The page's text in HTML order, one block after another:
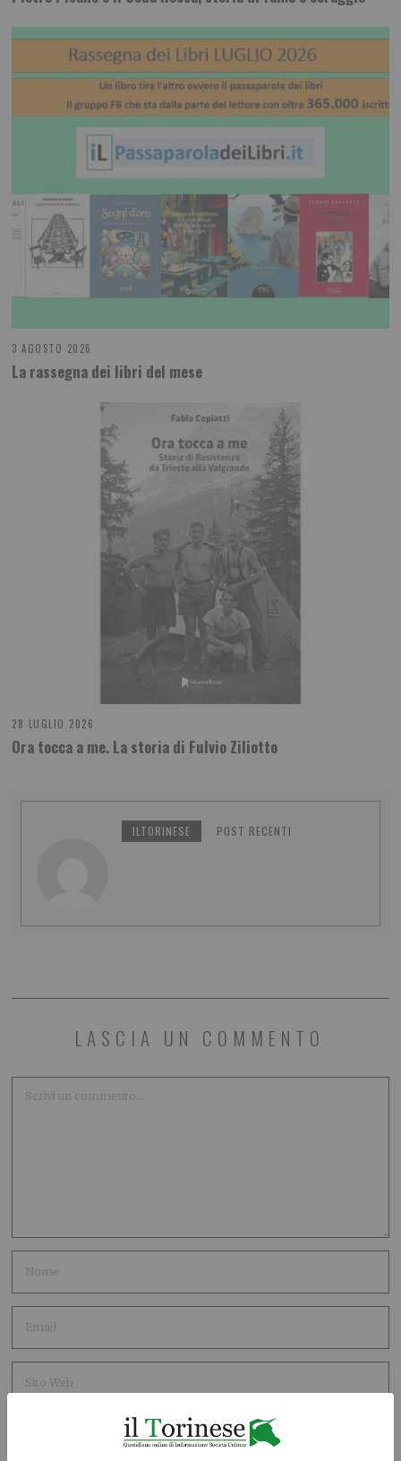
3 AGOSTO 2026
La rassegna dei libri del mese
28 LUGLIO 2026
Ora tocca a me. La storia di Fulvio Ziliotto
ILTORINESE POST RECENTI
LASCIA UN COMMENTO